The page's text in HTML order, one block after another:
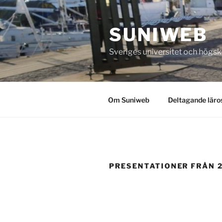
Skip
to
content
SUNIWEB
Sveriges universitet och
Om Suniweb Deltagande
PRESENTATIONER FRÅN